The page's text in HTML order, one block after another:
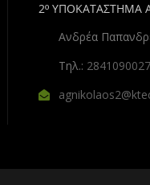
2º ΥΠΟΚΑΤΑΣΤΗΜΑ
Ανδρέα
Τηλ.: 2841090027